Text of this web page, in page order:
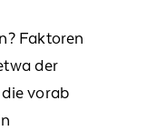
Faktoren
der
vorab